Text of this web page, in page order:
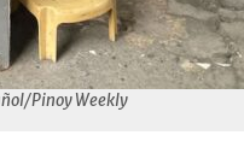
Pinoy Weekly